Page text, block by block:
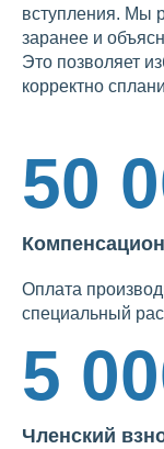
вступления. Мы
заранее и
Это позволяет
корректно
50
Оплата
специальный
5
Членский